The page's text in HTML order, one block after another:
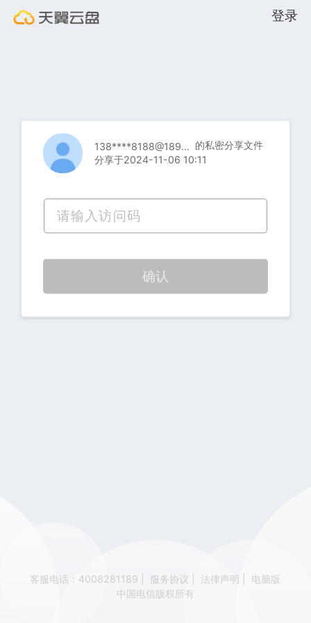
登录
138****8188@189.cn 的私密分享文件
分享于2024-11-06 10:11
确认
客服电话：4008281189 服务协议 法律声明
电脑版
中国电信版权所有